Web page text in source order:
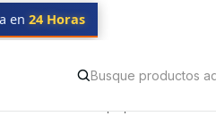
en 24 Horas